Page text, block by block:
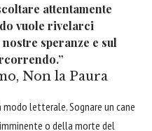
attentamente
vuole rivelarci
speranze e sul
Non la Paura
letterale. Sognare un cane
o della morte del